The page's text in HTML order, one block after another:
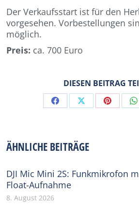
Der Verkaufsstart ist für den
vorgesehen. Vorbestellungen
möglich.
Preis: ca. 700 Euro
DIESEN BEITRAG
Share Share Share
ÄHNLICHE BEITRÄGE
DJI Mic Mini 2S: Funkmikrofon
Float-Aufnahme
8. August 2026